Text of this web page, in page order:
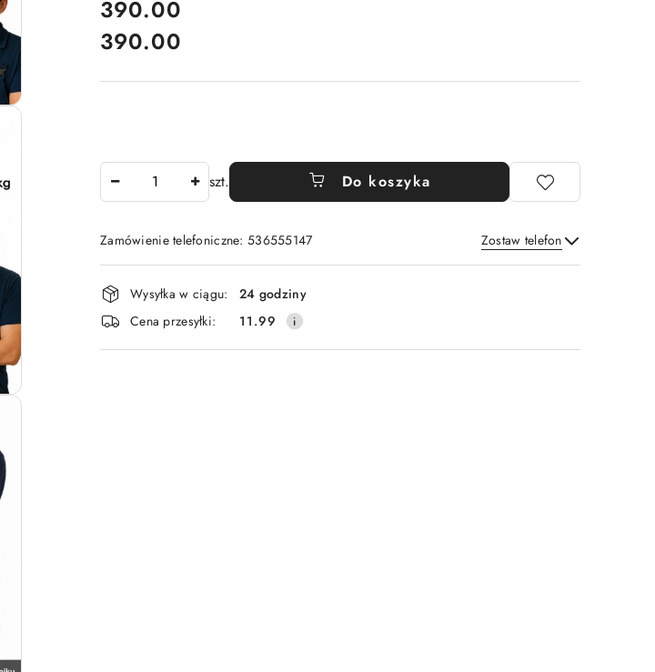
cena:
390.00
Cena:
390.00
szt. Do koszyka
Zamówienie telefoniczne: 536555147 Zostaw telefon
Wyślij
Dostępność
i
dostawa
Wysyłka w ciągu:
24 godziny
Cena przesyłki:
11.99